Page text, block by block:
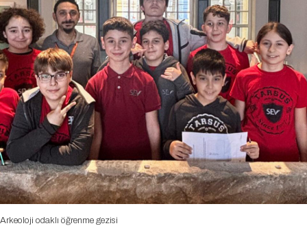
Arkeoloji odaklı öğrenme gezisi